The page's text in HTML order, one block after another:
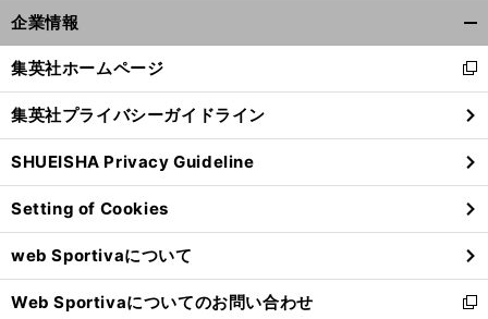
企業情報
閉
る
集英社ホームページ
新
し
い
ウ
ィ
ン
ド
ウ
で
開
く
集英社プライバシーガイドライン
SHUEISHA Privacy Guideline
Setting of Cookies
web Sportivaについて
Web Sportivaについてのお問い合わせ
新